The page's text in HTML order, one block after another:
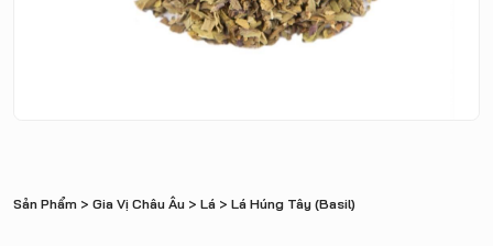
Sản Phẩm> Gia Vị Châu Âu> Lá> Lá Húng Tây (Basil)